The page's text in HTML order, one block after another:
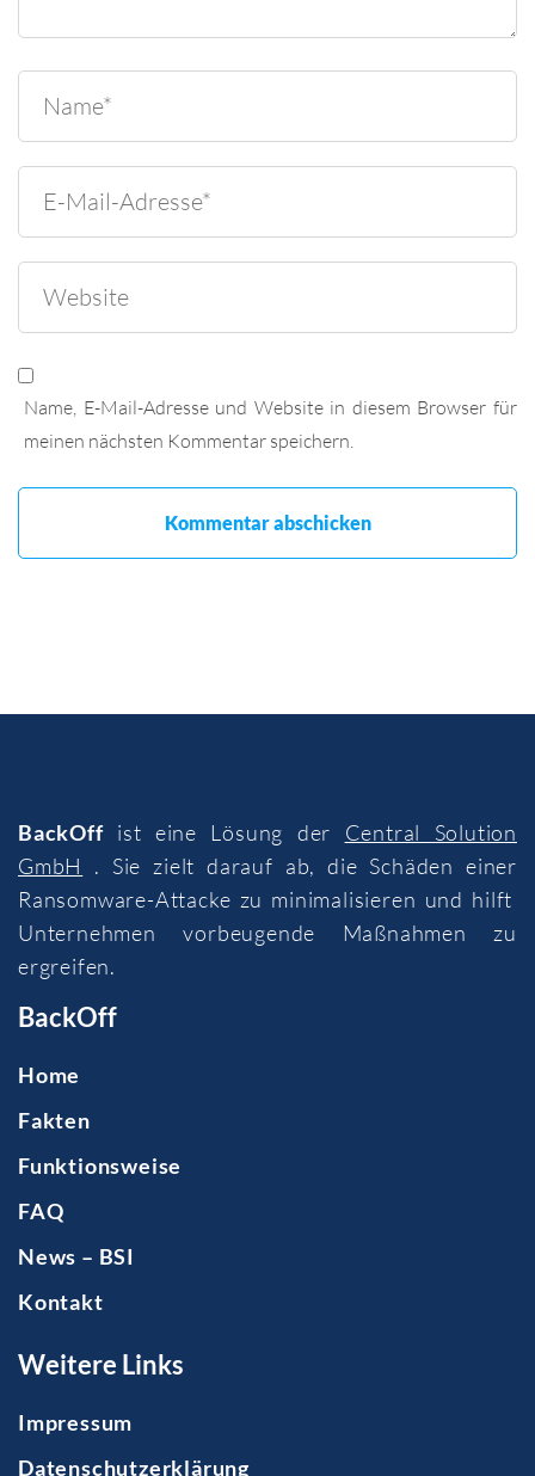
Name, E-Mail-Adresse und Website in diesem Browser für
meinen nächsten Kommentar speichern.
BackOffist eine Lösung der Central Solution
GmbH
. Sie zielt darauf ab, die Schäden einer
Ransomware-Attacke zu minimalisieren und hilft
Unternehmen vorbeugende Maßnahmen zu
ergreifen.
BackOff
Home
Fakten
Funktionsweise
FAQ
News – BSI
Kontakt
Weitere Links
Impressum
Datenschutzerklärung